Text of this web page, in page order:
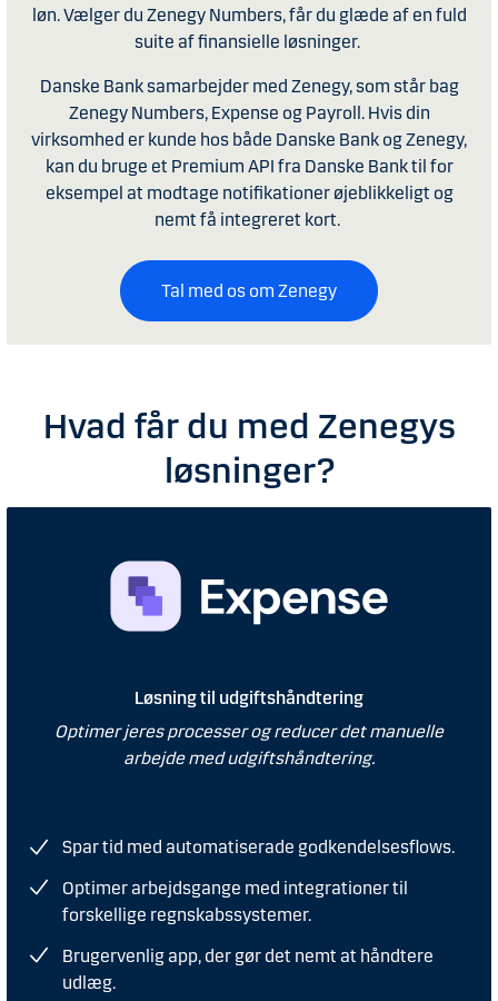
løn. Vælger du Zenegy Numbers, får du glæde af en fuld
suite af finansielle løsninger.
Danske Bank samarbejder med Zenegy, som står bag
Zenegy Numbers, Expense og Payroll. Hvis din
virksomhed er kunde hos både Danske Bank og Zenegy,
kan du bruge et Premium API fra Danske Bank til for
eksempel at modtage notifikationer øjeblikkeligt og
nemt få integreret kort.
Tal med os om Zenegy
Hvad får du med Zenegys
løsninger?
Løsning til udgiftshåndtering
Optimer jeres processer og reducer det manuelle
arbejde med udgiftshåndtering.
Spar tid med automatiserade godkendelsesflows.
Optimer arbejdsgange med integrationer til
forskellige regnskabssystemer.
Brugervenlig app, der gør det nemt at håndtere
udlæg.